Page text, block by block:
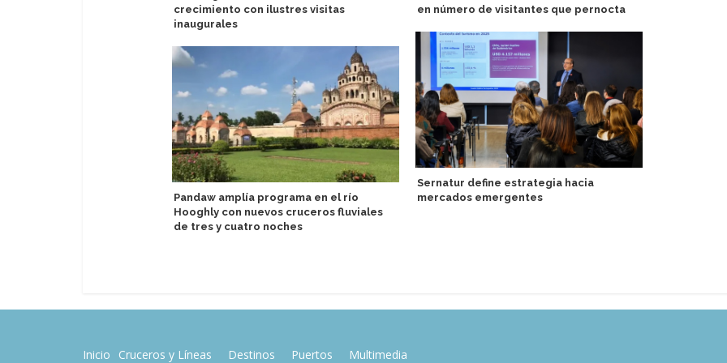
crecimiento con ilustres visitas
inaugurales
Pandaw amplía programa en el río
Hooghly con nuevos cruceros fluviales
de tres y cuatro noches
en número de visitantes que pernocta
Sernatur define estrategia hacia
mercados emergentes
Inicio Cruceros y Líneas Destinos Puertos Multimedia